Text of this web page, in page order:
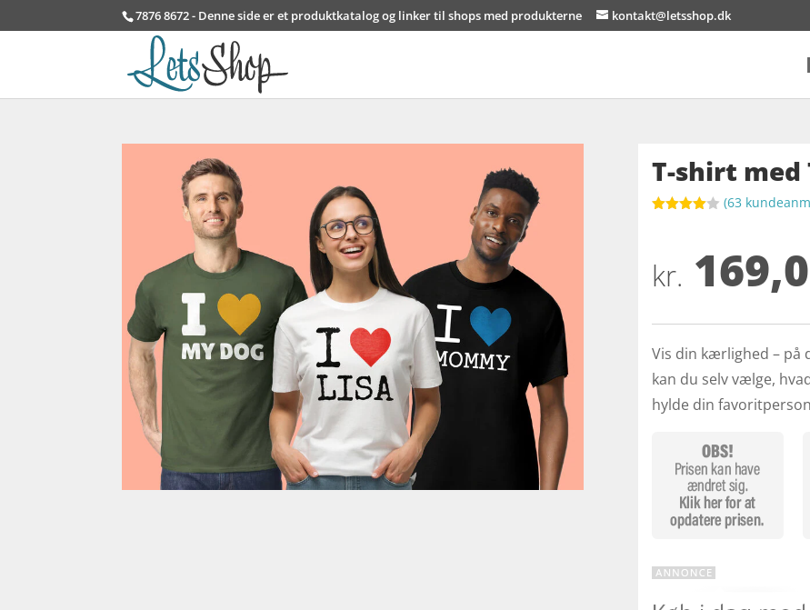
7876 8672 - Denne side er et produktkatalog og linker til shops med produkterne kontakt@letsshop.dk
T-shirt med
på
kundebed
(63
kr.
Vis din kærlighed – på
kan du selv vælge,
hylde din